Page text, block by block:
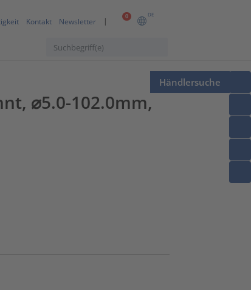
0 DE
Kontakt Newsletter
Händlersuche
⌀5.0-102.0mm,